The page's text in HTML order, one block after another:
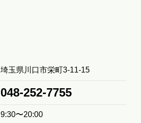
埼玉県川口市栄町3-11-15
048-252-7755
9:30〜20:00